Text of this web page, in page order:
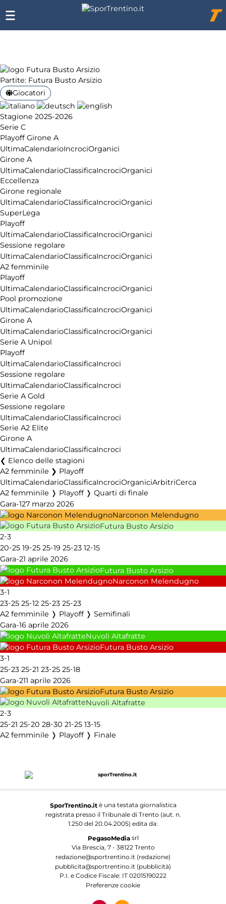
Partite: Futura Busto Arsizio
Giocatori
Stagione 2025-2026
Serie C
Playoff Girone A
UltimaCalendarioIncrociOrganici
Girone A
UltimaCalendarioClassificaIncrociOrganici
Eccellenza
Girone regionale
UltimaCalendarioClassificaIncrociOrganici
SuperLega
Playoff
UltimaCalendarioClassificaIncrociOrganici
Sessione regolare
UltimaCalendarioClassificaIncrociOrganici
A2 femminile
Playoff
UltimaCalendarioClassificaIncrociOrganici
Pool promozione
UltimaCalendarioClassificaIncrociOrganici
Girone A
UltimaCalendarioClassificaIncrociOrganici
Serie A Unipol
Playoff
UltimaCalendarioClassificaIncroci
Sessione regolare
UltimaCalendarioClassificaIncroci
Serie A Gold
Sessione regolare
UltimaCalendarioClassificaIncroci
Serie A2 Elite
Girone A
UltimaCalendarioClassificaIncroci
Elenco delle stagioni
A2 femminile ❯ Playoff
UltimaCalendarioClassificaIncrociOrganiciArbitriCerca
A2 femminile ❭ Playoff ❭ Quarti di finale
Gara-127 marzo 2026
Narconon Melendugno
Futura Busto Arsizio
2-3
20-25 19-25 25-19 25-23 12-15
Gara-21 aprile 2026
Futura Busto Arsizio
Narconon Melendugno
3-1
23-25 25-12 25-23 25-23
A2 femminile ❭ Playoff ❭ Semifinali
Gara-16 aprile 2026
Nuvolì Altafratte
Futura Busto Arsizio
3-1
25-23 25-21 23-25 25-18
Gara-211 aprile 2026
Futura Busto Arsizio
Nuvolì Altafratte
2-3
25-21 25-20 28-30 21-25 13-15
A2 femminile ❭ Playoff ❭ Finale
SporTrentino.itè una testata giornalistica
registrata presso il Tribunale di Trento (aut. n.
1.250 del 20.04.2005) edita da:
PegasoMediasrl
Via Brescia, 7 - 38122 Trento
redazione@sportrentino.it (redazione)
pubblicita@sportrentino.it (pubblicità)
P.I. e Codice Fiscale: IT 02015190222
Preferenze cookie
Chi
siamo
Affiliazione